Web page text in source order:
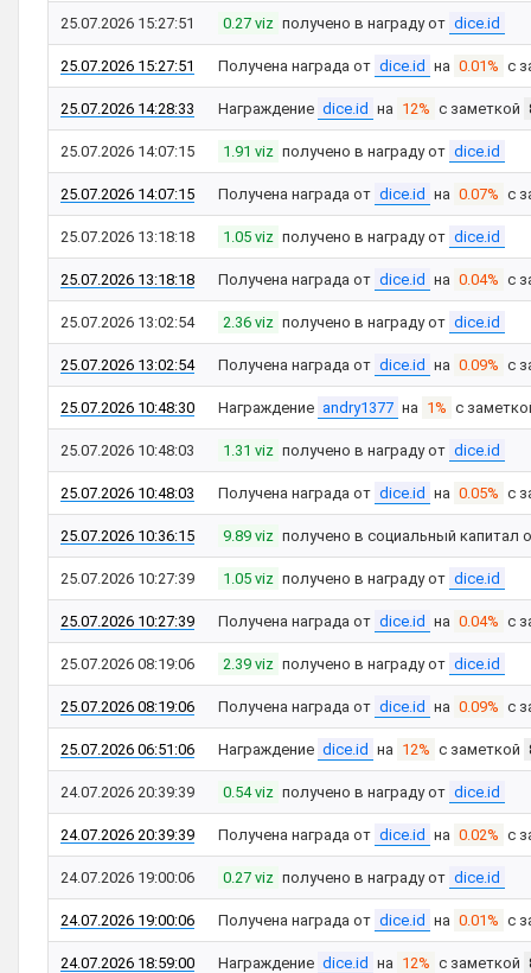
25.07.2026 15:27:51 0.27 viz получено в награду от dice.id
25.07.2026 15:27:51 Получена награда от dice.id на 0.01% с
25.07.2026 14:28:33 Награждение dice.id на 12% с заметкой
25.07.2026 14:07:15 1.91 viz получено в награду от dice.id
25.07.2026 14:07:15 Получена награда от dice.id на 0.07% с
25.07.2026 13:18:18 1.05 viz получено в награду от dice.id
25.07.2026 13:18:18 Получена награда от dice.id на 0.04% с
25.07.2026 13:02:54 2.36 viz получено в награду от dice.id
25.07.2026 13:02:54 Получена награда от dice.id на 0.09% с
25.07.2026 10:48:30 Награждение andry1377 на 1% с
25.07.2026 10:48:03 1.31 viz получено в награду от dice.id
25.07.2026 10:48:03 Получена награда от dice.id на 0.05% с
25.07.2026 10:36:15 9.89 viz получено в социальный капитал
25.07.2026 10:27:39 1.05 viz получено в награду от dice.id
25.07.2026 10:27:39 Получена награда от dice.id на 0.04% с
25.07.2026 08:19:06 2.39 viz получено в награду от dice.id
25.07.2026 08:19:06 Получена награда от dice.id на 0.09% с
25.07.2026 06:51:06 Награждение dice.id на 12% с заметкой
24.07.2026 20:39:39 0.54 viz получено в награду от dice.id
24.07.2026 20:39:39 Получена награда от dice.id на 0.02% с
24.07.2026 19:00:06 0.27 viz получено в награду от dice.id
24.07.2026 19:00:06 Получена награда от dice.id на 0.01% с
24.07.2026 18:59:00 Награждение dice.id на 12% с заметкой